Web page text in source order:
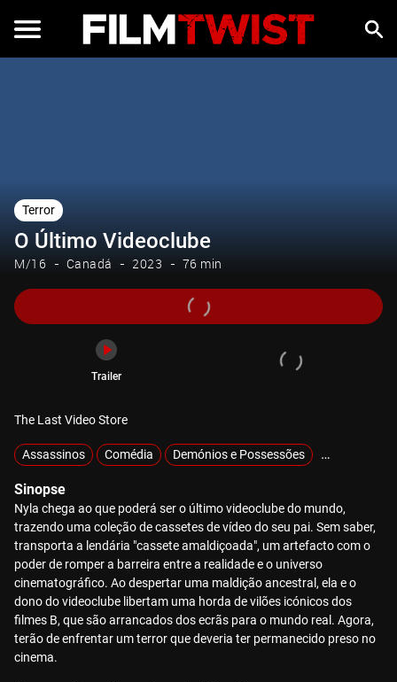
Terror
O Último Videoclube
M/16 Canadá 2023 76 min
Trailer
The Last Video Store
Assassinos Comédia Demónios e Possessões Exclusivos
Sinopse
Nyla chega ao que poderá ser o último videoclube do mundo,
trazendo uma coleção de cassetes de vídeo do seu pai. Sem saber,
transporta a lendária "cassete amaldiçoada", um artefacto com o
poder de romper a barreira entre a realidade e o universo
cinematográfico. Ao despertar uma maldição ancestral, ela e o
dono do videoclube libertam uma horda de vilões icónicos dos
filmes B, que são arrancados dos ecrãs para o mundo real. Agora,
terão de enfrentar um terror que deveria ter permanecido preso no
cinema.